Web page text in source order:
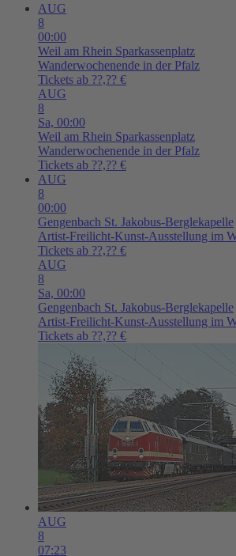
AUG
8
00:00
Weil am Rhein Sparkassenplatz
Wanderwochenende in der Pfalz
Tickets ab ??,?? €
AUG
8
Sa, 00:00
Weil am Rhein Sparkassenplatz
Wanderwochenende in der Pfalz
Tickets ab ??,?? €
AUG
8
00:00
Gengenbach St. Jakobus-Berglekapelle
Artist-Freilicht-Kunst-Ausstellung im
Tickets ab ??,?? €
AUG
8
Sa, 00:00
Gengenbach St. Jakobus-Berglekapelle
Artist-Freilicht-Kunst-Ausstellung im
Tickets ab ??,?? €
AUG
8
07:23